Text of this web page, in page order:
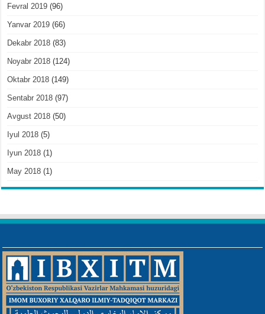
Fevral 2019 (96)
Yanvar 2019 (66)
Dekabr 2018 (83)
Noyabr 2018 (124)
Oktabr 2018 (149)
Sentabr 2018 (97)
Avgust 2018 (50)
Iyul 2018 (5)
Iyun 2018 (1)
May 2018 (1)